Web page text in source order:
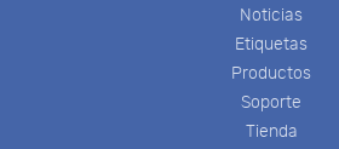
Noticias
Etiquetas
Productos
Soporte
Tienda